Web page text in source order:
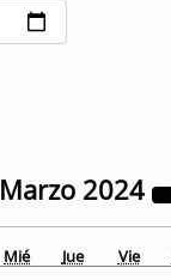
Marzo 2024
Mié Jue Vie